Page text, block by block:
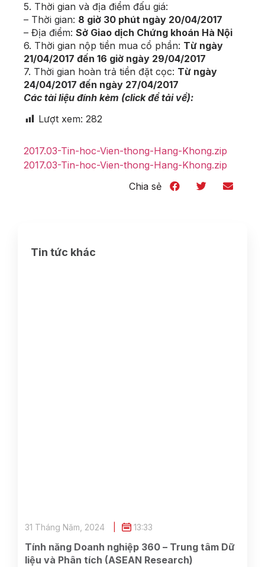
5. Thời gian và địa điểm đấu giá:
– Thời gian: 8 giờ 30 phút ngày 20/04/2017
– Địa điểm: Sở Giao dịch Chứng khoán Hà Nội
6. Thời gian nộp tiền mua cổ phần: Từ ngày
21/04/2017 đến 16 giờ ngày 29/04/2017
7. Thời gian hoàn trả tiền đặt cọc: Từ ngày
24/04/2017 đến ngày 27/04/2017
Các tài liệu đính kèm (click để tải về):
Lượt xem: 282
2017.03-Tin-hoc-Vien-thong-Hang-Khong.zip
2017.03-Tin-hoc-Vien-thong-Hang-Khong.zip
Chia sẻ
Tin tức khác
Tính năng Doanh nghiệp 360 – Trung tâm Dữ
liệu và Phân tích (ASEAN Research)
31 Tháng Năm, 2024 13:33